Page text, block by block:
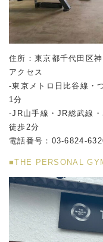
住所：東京都千代田区
アクセス
-東京メトロ日比谷線・
1分
-JR山手線・JR総武線
徒歩2分
電話番号：03-6824-
■THE PERSONAL